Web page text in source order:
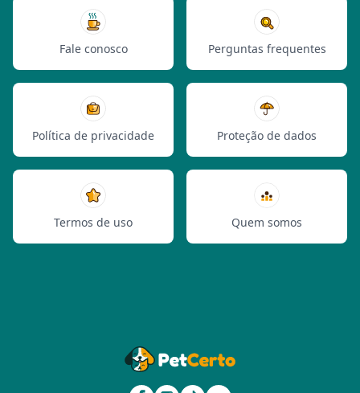
Fale conosco Perguntas frequentes
Política de privacidade Proteção de dados
Termos de uso Quem somos